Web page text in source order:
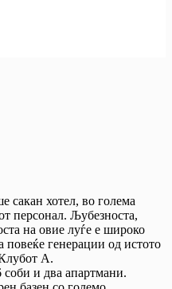
сакан хотел, во голема
персонал. Љубезноста,
на овие луѓе е широко
повеќе генерации од истото
Клубот А.
и два апартмани.